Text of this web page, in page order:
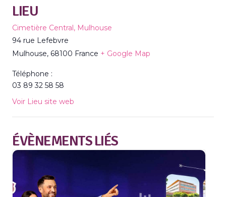
LIEU
Cimetière Central, Mulhouse
94 rue Lefebvre
Mulhouse, 68100 France + Google Map
Téléphone :
03 89 32 58 58
Voir Lieu site web
ÉVÈNEMENTS LIÉS